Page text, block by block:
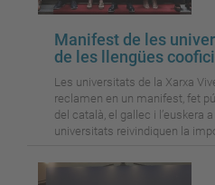
Manifest de les
de les llengües
Les universitats de la Xarxa
reclamen en un manifest, fet
del català, el gallec i l’euskera
universitats reivindiquen la